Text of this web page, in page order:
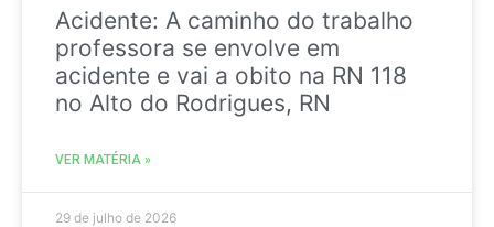
Acidente: A caminho do trabalho
professora se envolve em
acidente e vai a obito na RN 118
no Alto do Rodrigues, RN
VER MATÉRIA »
29 de julho de 2026